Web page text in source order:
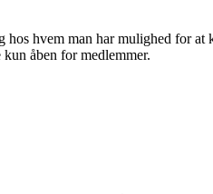
hos hvem man har mulighed for at
åben for medlemmer.